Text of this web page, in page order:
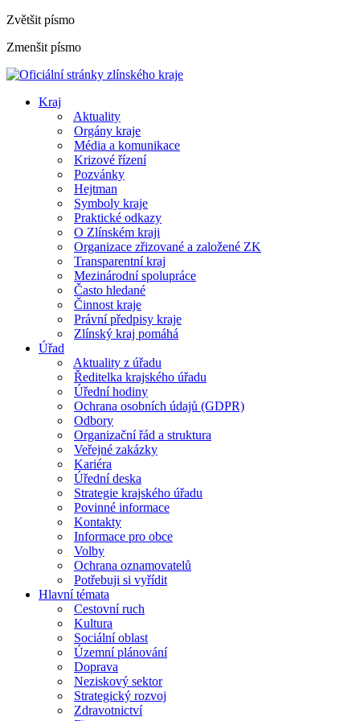
Zvětšit písmo
Zmenšit písmo
Kraj
Aktuality
Orgány kraje
Média a komunikace
Krizové řízení
Pozvánky
Hejtman
Symboly kraje
Praktické odkazy
O Zlínském kraji
Organizace zřizované a založené ZK
Transparentní kraj
Mezinárodní spolupráce
Často hledané
Činnost kraje
Právní předpisy kraje
Zlínský kraj pomáhá
Úřad
Aktuality z úřadu
Ředitelka krajského úřadu
Úřední hodiny
Ochrana osobních údajů (GDPR)
Odbory
Organizační řád a struktura
Veřejné zakázky
Kariéra
Úřední deska
Strategie krajského úřadu
Povinné informace
Kontakty
Informace pro obce
Volby
Ochrana oznamovatelů
Potřebuji si vyřídit
Hlavní témata
Cestovní ruch
Kultura
Sociální oblast
Územní plánování
Doprava
Neziskový sektor
Strategický rozvoj
Zdravotnictví